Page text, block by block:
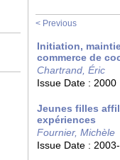
< Previous
Initiation,
commerce de
Chartrand, Éric
Issue Date : 2000
Jeunes filles
expériences
Fournier, Michèle
Issue Date :